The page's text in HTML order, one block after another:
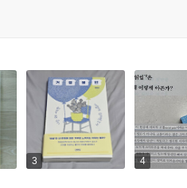
못하다고 지적받고, 고개를 들
준다. 거절불안을 개인의 문제
경보기에서
고장 난 화재경보기로
3 4